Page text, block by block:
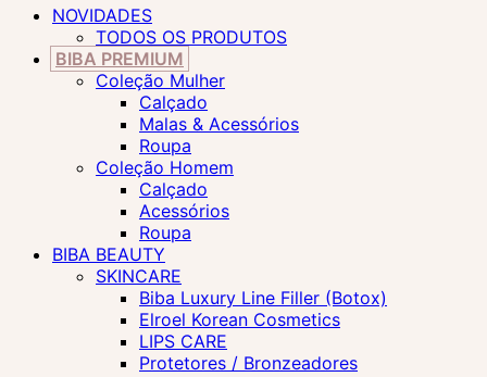
NOVIDADES
TODOS OS PRODUTOS
BIBA PREMIUM
Coleção Mulher
Calçado
Malas & Acessórios
Roupa
Coleção Homem
Calçado
Acessórios
Roupa
BIBA BEAUTY
SKINCARE
Biba Luxury Line Filler (Botox)
Elroel Korean Cosmetics
LIPS CARE
Protetores / Bronzeadores